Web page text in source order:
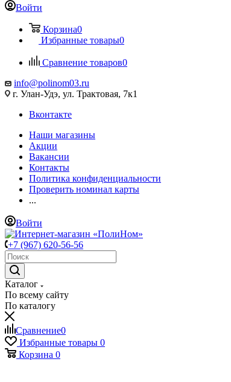
Войти
Корзина0
Избранные товары0
Сравнение товаров0
info@polinom03.ru
г. Улан-Удэ, ул. Трактовая, 7к1
Вконтакте
Наши магазины
Акции
Вакансии
Контакты
Политика конфиденциальности
Проверить номинал карты
...
Войти
+7 (967) 620-56-56
Каталог
По всему сайту
По каталогу
Сравнение0
Избранные товары 0
Корзина 0